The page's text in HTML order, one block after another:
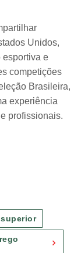
Unidos,
esportiva e
competições
Brasileira,
experiência
profissionais.